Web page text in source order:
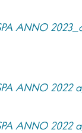
ANNO
ANNO 2022
ANNO 2022